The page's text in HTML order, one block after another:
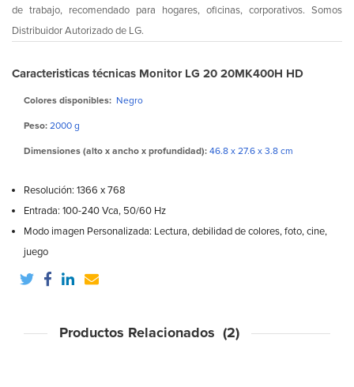
de trabajo, recomendado para hogares, oficinas, corporativos. Somos
Distribuidor Autorizado de LG.
Caracteristicas técnicas Monitor LG 20 20MK400H HD
Colores disponibles: Negro
Peso: 2000 g
Dimensiones (alto x ancho x profundidad): 46.8 x 27.6 x 3.8 cm
Resolución: 1366 x 768
Entrada: 100-240 Vca, 50/60 Hz
Modo imagen Personalizada: Lectura, debilidad de colores, foto, cine,
juego
Productos Relacionados (2)